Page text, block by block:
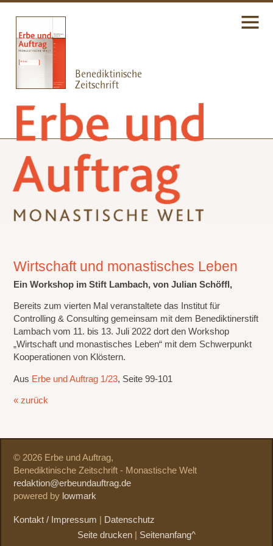
Wirtschaft und monastisches Leben
Ein Workshop im Stift Lambach, von Julian Schöffl,
Bereits zum vierten Mal veranstaltete das Institut für
Controlling & Consulting gemeinsam mit dem Benediktinerstift
Lambach vom 11. bis 13. Juli 2022 dort den Workshop
„Wirtschaft und monastisches Leben“ mit dem Schwerpunkt
Kooperationen von Klöstern.
Aus Erbe und Auftrag 1/23, Seite 99-101
« zurück
© 2026 Erbe und Auftrag,
Benediktinische Zeitschrift - Monastische Welt
redaktion@erbeundauftrag.de
powered by lowmark
Kontakt / Impressum
Datenschutz
Seite drucken
Seitenanfang^